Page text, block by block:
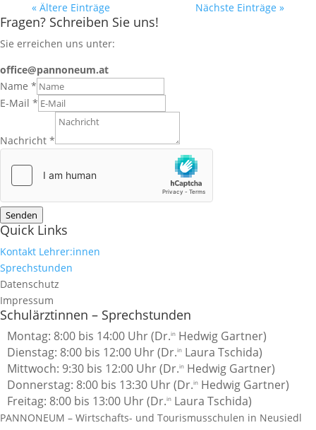
« Ältere Einträge Nächste Einträge »
Fragen? Schreiben Sie uns!
Sie erreichen uns unter:
office@pannoneum.at
Name *
E-Mail *
Nachricht *
Senden
Quick Links
Kontakt Lehrer:innen
Sprechstunden
Datenschutz
Impressum
Schulärztinnen – Sprechstunden
Montag: 8:00 bis 14:00 Uhr (Dr.in Hedwig Gartner)
Dienstag: 8:00 bis 12:00 Uhr (Dr.in Laura Tschida)
Mittwoch: 9:30 bis 12:00 Uhr(Dr.in Hedwig Gartner)
Donnerstag: 8:00 bis 13:30 Uhr (Dr.in Hedwig Gartner)
Freitag: 8:00 bis 13:00 Uhr (Dr.in Laura Tschida)
PANNONEUM – Wirtschafts- und Tourismusschulen in Neusiedl